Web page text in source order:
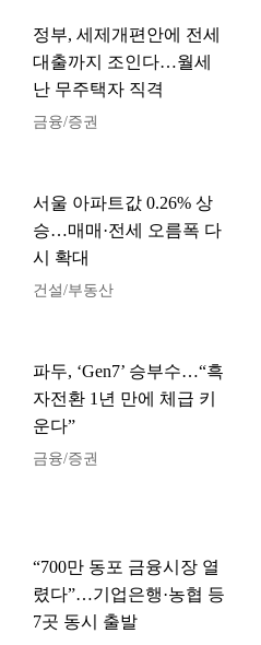
정부, 세제개편안에 전세
대출까지 조인다…월세
난 무주택자 직격
금융/증권
서울 아파트값 0.26% 상
승…매매·전세 오름폭 다
시 확대
건설/부동산
파두, ‘Gen7’ 승부수…“흑
자전환 1년 만에 체급 키
운다”
금융/증권
“700만 동포 금융시장 열
렸다”…기업은행·농협 등
7곳 동시 출발